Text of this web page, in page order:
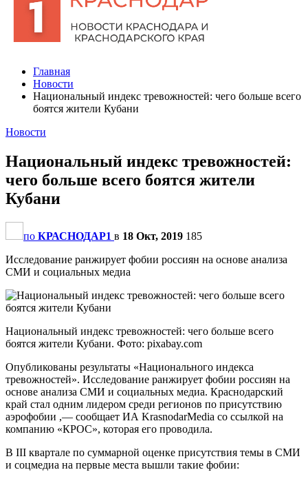
Главная
Новости
Национальный индекс тревожностей: чего больше всего
боятся жители Кубани
Новости
Национальный индекс тревожностей:
чего больше всего боятся жители
Кубани
по КРАСНОДАР1 в 18 Окт, 2019 185
Исследование ранжирует фобии россиян на основе анализа
СМИ и социальных медиа
Национальный индекс тревожностей: чего больше всего
боятся жители Кубани. Фото: pixabay.com
Опубликованы результаты «Национального индекса
тревожностей». Исследование ранжирует фобии россиян на
основе анализа СМИ и социальных медиа. Краснодарский
край стал одним лидером среди регионов по присутствию
аэрофобии ,— сообщает ИА KrasnodarMedia со ссылкой на
компанию «КРОС», которая его проводила.
В III квартале по суммарной оценке присутствия темы в СМИ
и соцмедиа на первые места вышли такие фобии: